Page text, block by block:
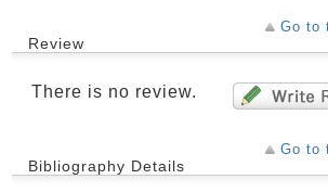
Go to
Review
There is no review.
Go to
Bibliography Details